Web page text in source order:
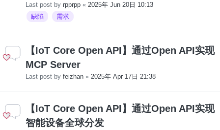
Last post by rpprpp « 2025年 Jun 20日 10:13
缺陷
需求
【IoT Core Open API】通过Open API实现
MCP Server
Last post by feizhan « 2025年 Apr 17日 21:38
【IoT Core Open API】通过Open API实现
智能设备全球分发